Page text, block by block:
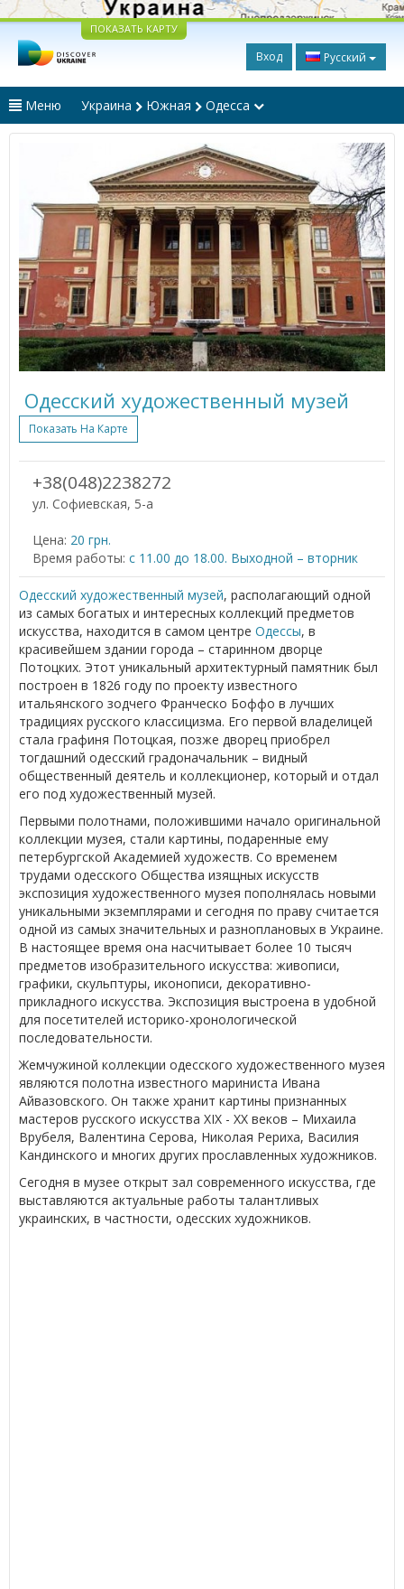
ПОКАЗАТЬ КАРТУ
Вход Русский
Меню Украина Южная Одесса
Одесский художественный музей
Показать На Карте
+38(048)2238272
ул. Софиевская, 5-а
Цена: 20 грн.
Время работы: с 11.00 до 18.00. Выходной – вторник
Одесский художественный музей, располагающий одной
из самых богатых и интересных коллекций предметов
искусства, находится в самом центре Одессы, в
красивейшем здании города – старинном дворце
Потоцких. Этот уникальный архитектурный памятник был
построен в 1826 году по проекту известного
итальянского зодчего Франческо Боффо в лучших
традициях русского классицизма. Его первой владелицей
стала графиня Потоцкая, позже дворец приобрел
тогдашний одесский градоначальник – видный
общественный деятель и коллекционер, который и отдал
его под художественный музей.
Первыми полотнами, положившими начало оригинальной
коллекции музея, стали картины, подаренные ему
петербургской Академией художеств. Со временем
трудами одесского Общества изящных искусств
экспозиция художественного музея пополнялась новыми
уникальными экземплярами и сегодня по праву считается
одной из самых значительных и разноплановых в Украине.
В настоящее время она насчитывает более 10 тысяч
предметов изобразительного искусства: живописи,
графики, скульптуры, иконописи, декоративно-
прикладного искусства. Экспозиция выстроена в удобной
для посетителей историко-хронологической
последовательности.
Жемчужиной коллекции одесского художественного музея
являются полотна известного мариниста Ивана
Айвазовского. Он также хранит картины признанных
мастеров русского искусства XІХ - XX веков – Михаила
Врубеля, Валентина Серова, Николая Рериха, Василия
Кандинского и многих других прославленных художников.
Сегодня в музее открыт зал современного искусства, где
выставляются актуальные работы талантливых
украинских, в частности, одесских художников.